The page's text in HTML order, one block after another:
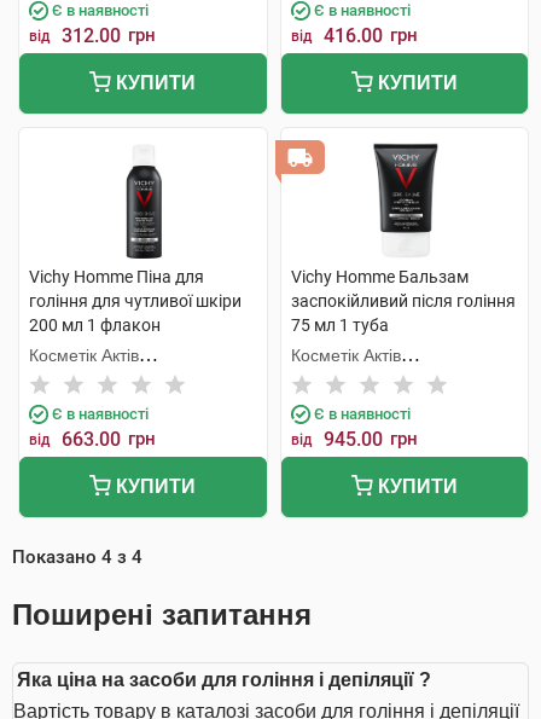
Є в наявності
від 312.00 грн
КУПИТИ
Є в наявності
від 416.00 грн
КУПИТИ
Vichy Homme Піна для
гоління для чутливої шкіри
200 мл 1 флакон
Косметік Актів
Інтернаціональ
Є в наявності
від 663.00 грн
КУПИТИ
Vichy Homme Бальзам
заспокійливий після гоління
75 мл 1 туба
Косметік Актів
Інтернаціональ
Є в наявності
від 945.00 грн
КУПИТИ
Показано 4 з 4
Поширені запитання
Яка ціна на засоби для гоління і депіляції ?
Вартість товару в каталозі засоби для гоління і депіляції